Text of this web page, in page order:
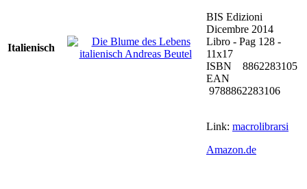
Italienisch
BIS Edizioni
Dicembre 2014
Libro - Pag 128 -
11x17
ISBN 8862283105
EAN
9788862283106
Link: macrolibrarsi
Amazon.de